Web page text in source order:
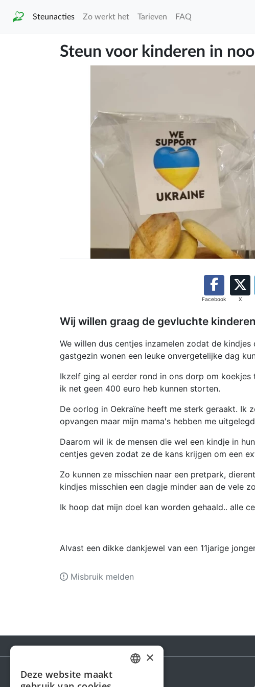
Steunacties Zo werkt het Tarieven FAQ
Steun voor kinderen in
Facebook X
Wij willen graag de gevluchte
We willen dus centjes inzamelen zodat de
gastgezin wonen een leuke onvergetelijke dag
Ikzelf ging al eerder rond in ons dorp om
ik net geen 400 euro heb kunnen storten.
De oorlog in Oekraïne heeft me sterk geraakt. Ik
opvangen maar mijn mama's hebben me
Daarom wil ik de mensen die wel een kindje in
centjes geven zodat ze de kans krijgen om een
Zo kunnen ze misschien naar een pretpark,
kindjes misschien een dagje minder aan de vele
Ik hoop dat mijn doel kan worden gehaald.. alle
Alvast een dikke dankjewel van een 11jarige
Misbruik melden
×
Deze website maakt